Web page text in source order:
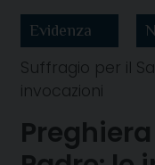
Evidenza
Suffragio per il
invocazioni